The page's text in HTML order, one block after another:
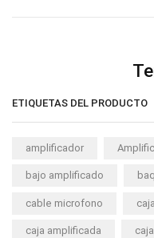
ETIQUETAS DEL PRODUCTO
amplificador
bajo amplificado
cable microfono
caja amplificada